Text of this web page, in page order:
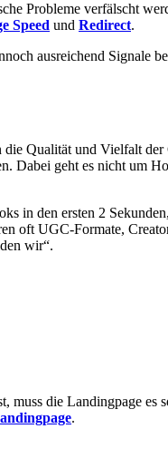
Probleme verfälscht
Speed und Redirect.
ausreichend
Qualität und Vielfalt
Dabei geht es nicht um
in den ersten 2
oft UGC-Formate,
wir“.
muss die Landingpage es
.